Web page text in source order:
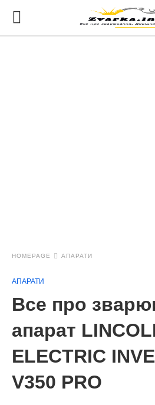
HOMEPAGE АПАРАТИ
АПАРАТИ
Все про
апарат
ELECTRIC
V350 PRO